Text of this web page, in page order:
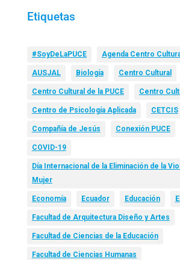
Etiquetas
#SoyDeLaPUCE Agenda Centro
AUSJAL Biología Centro Cultural
Centro Cultural de la PUCE Centro
Centro de Psicología Aplicada CETCIS
Compañía de Jesús Conexión PUCE
COVID-19
Día Internacional de la Eliminación de la
Mujer
Economía Ecuador Educación
Facultad de Arquitectura Diseño y Artes
Facultad de Ciencias de la Educación
Facultad de Ciencias Humanas